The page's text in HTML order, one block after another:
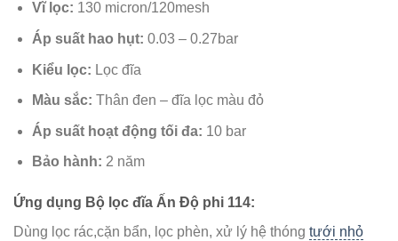
Vĩ lọc: 130 micron/120mesh
Áp suất hao hụt: 0.03 – 0.27bar
Kiểu lọc: Lọc đĩa
Màu sắc: Thân đen – đĩa lọc màu đỏ
Áp suất hoạt động tối đa: 10 bar
Bảo hành: 2 năm
Ứng dụng Bộ lọc đĩa Ấn Độ phi 114:
Dùng lọc rác,cặn bẩn, lọc phèn, xử lý hệ thóng tưới nhỏ